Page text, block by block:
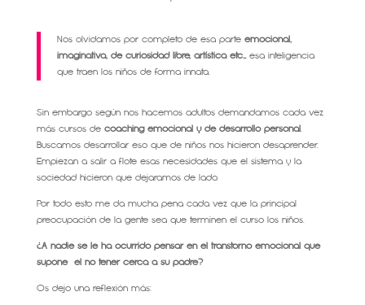
Nos olvidamos por completo de esa parte emocional,
imaginativa, de curiosidad libre, artística etc…esa inteligencia
que traen los niños de forma innata.
Sin embargo según nos hacemos adultos demandamos cada vez
más cursos decoaching emocional y de desarrollo personal.
Buscamos desarrollar eso que de niños nos hicieron desaprender.
Empiezan a salir a flote esas necesidades que el sistema y la
sociedad hicieron que dejaramos de lado.
Por todo esto me da mucha pena cada vez que la principal
preocupación de la gente sea que terminen el curso los niños.
¿A nadie se le ha ocurrido pensar en el transtorno emocional que
supone el no tener cerca a su padre?
Os dejo una reflexión más: